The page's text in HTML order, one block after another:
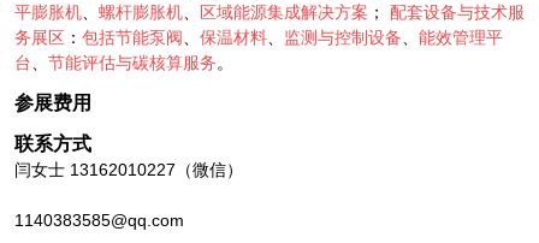
平膨胀机
螺杆膨胀机 区域能源集成解决方案 ； 配套设备与技术服
务展区 ： 包括节能泵阀 保温材料 监测与控制设备
能效管理平
台
节能评估与碳核算服务。
参展费用
联系方式
闫女士 13162010227（微信）
1140383585@qq.com